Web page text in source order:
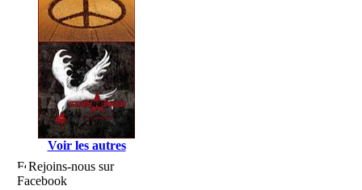
Voir les autres
Rejoins-nous sur
Facebook